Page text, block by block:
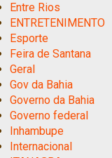
Entre Rios
ENTRETENIMENTO
Esporte
Feira de Santana
Geral
Gov da Bahia
Governo da Bahia
Governo federal
Inhambupe
Internacional